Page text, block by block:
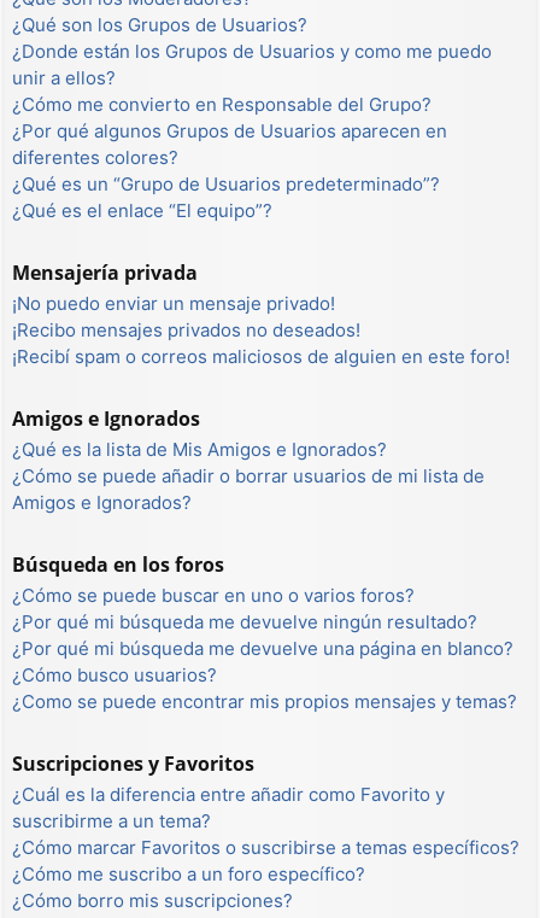
¿Qué son los Grupos de Usuarios?
¿Donde están los Grupos de Usuarios y como me puedo
unir a ellos?
¿Cómo me convierto en Responsable del Grupo?
¿Por qué algunos Grupos de Usuarios aparecen en
diferentes colores?
¿Qué es un “Grupo de Usuarios predeterminado”?
¿Qué es el enlace “El equipo”?
Mensajería privada
¡No puedo enviar un mensaje privado!
¡Recibo mensajes privados no deseados!
¡Recibí spam o correos maliciosos de alguien en este foro!
Amigos e Ignorados
¿Qué es la lista de Mis Amigos e Ignorados?
¿Cómo se puede añadir o borrar usuarios de mi lista de
Amigos e Ignorados?
Búsqueda en los foros
¿Cómo se puede buscar en uno o varios foros?
¿Por qué mi búsqueda me devuelve ningún resultado?
¿Por qué mi búsqueda me devuelve una página en blanco?
¿Cómo busco usuarios?
¿Como se puede encontrar mis propios mensajes y temas?
Suscripciones y Favoritos
¿Cuál es la diferencia entre añadir como Favorito y
suscribirme a un tema?
¿Cómo marcar Favoritos o suscribirse a temas específicos?
¿Cómo me suscribo a un foro específico?
¿Cómo borro mis suscripciones?